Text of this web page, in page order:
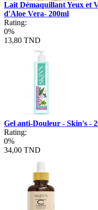
Lait Démaquillant Yeux et
d'Aloe Vera- 200ml
Rating:
0%
13,80 TND
Gel anti-Douleur - Skin's -
Rating:
0%
34,00 TND